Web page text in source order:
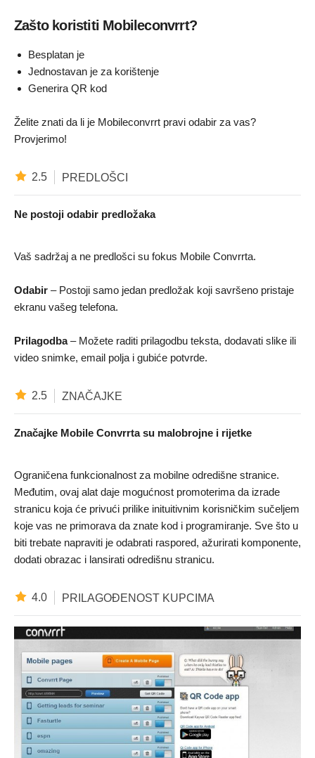
Zašto koristiti Mobileconvrrt?
Besplatan je
Jednostavan je za korištenje
Generira QR kod
Želite znati da li je Mobileconvrrt pravi odabir za vas?
Provjerimo!
2.5 PREDLOŠCI
Ne postoji odabir predložaka
Vaš sadržaj a ne predlošci su fokus Mobile Convrrta.
Odabir – Postoji samo jedan predložak koji savršeno pristaje
ekranu vašeg telefona.
Prilagodba– Možete raditi prilagodbu teksta, dodavati slike ili
video snimke, email polja i gubiće potvrde.
2.5 ZNAČAJKE
Značajke Mobile Convrrta su malobrojne i rijetke
Ograničena funkcionalnost za mobilne odredišne stranice.
Međutim, ovaj alat daje mogućnost promoterima da izrade
stranicu koja će privući prilike inituitivnim korisničkim sučeljem
koje vas ne primorava da znate kod i programiranje. Sve što u
biti trebate napraviti je odabrati raspored, ažurirati komponente,
dodati obrazac i lansirati odredišnu stranicu.
4.0 PRILAGOĐENOST KUPCIMA